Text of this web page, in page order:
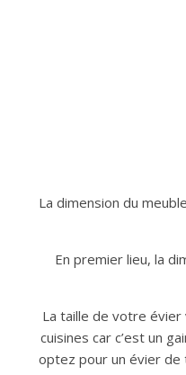
La dimension du
En premier lieu, la
La taille de votre
cuisines car c’est un
optez pour un évier de